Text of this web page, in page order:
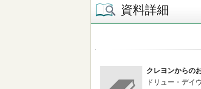
資料詳細
クレヨンからの
ドリュー・デイ